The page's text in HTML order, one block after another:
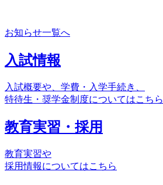
お知らせ一覧へ
入試情報
入試概要や、学費・入学手続き、
特待生・奨学金制度についてはこちら
教育実習・採用
教育実習や
採用情報についてはこちら